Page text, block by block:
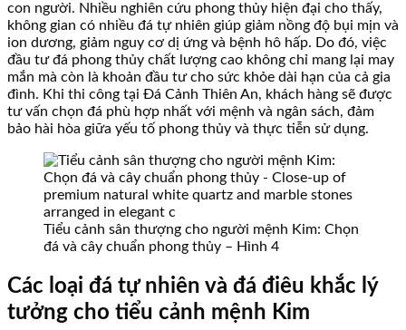
con người. Nhiều nghiên cứu phong thủy hiện đại cho thấy,
không gian có nhiều đá tự nhiên giúp giảm nồng độ bụi mịn và
ion dương, giảm nguy cơ dị ứng và bệnh hô hấp. Do đó, việc
đầu tư đá phong thủy chất lượng cao không chỉ mang lại may
mắn mà còn là khoản đầu tư cho sức khỏe dài hạn của cả gia
đình. Khi thi công tại Đá Cảnh Thiên An, khách hàng sẽ được
tư vấn chọn đá phù hợp nhất với mệnh và ngân sách, đảm
bảo hài hòa giữa yếu tố phong thủy và thực tiễn sử dụng.
Tiểu cảnh sân thượng cho người mệnh Kim: Chọn
đá và cây chuẩn phong thủy – Hình 4
Các loại đá tự nhiên và đá điêu khắc lý
tưởng cho tiểu cảnh mệnh Kim